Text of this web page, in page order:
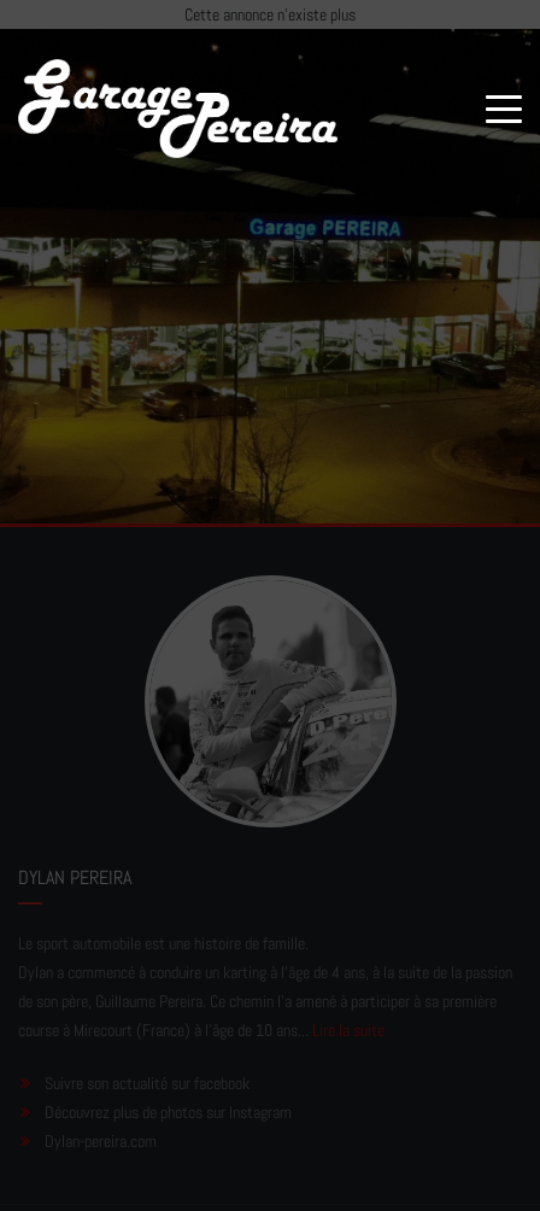
Cette annonce n'existe plus
DYLAN PEREIRA
Le sport automobile est une histoire de famille.
Dylan a commencé à conduire un karting à l’âge de 4 ans, à la suite de la passion
de son père, Guillaume Pereira. Ce chemin l'a amené à participer à sa première
course à Mirecourt (France) à l'âge de 10 ans... Lire la suite
Suivre son actualité sur facebook
Découvrez plus de photos sur Instagram
Dylan-pereira.com
Paramètres avancés des cookies